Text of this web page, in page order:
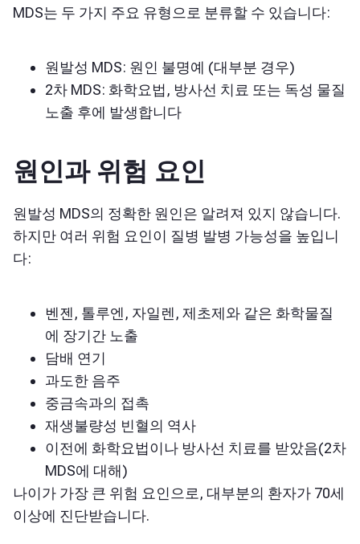
MDS는 두 가지 주요 유형으로 분류할 수 있습니다:
원발성 MDS: 원인 불명예 (대부분 경우)
2차 MDS: 화학요법, 방사선 치료 또는 독성 물질
노출 후에 발생합니다
원인과 위험 요인
원발성 MDS의 정확한 원인은 알려져 있지 않습니다.
하지만 여러 위험 요인이 질병 발병 가능성을 높입니
다:
벤젠, 톨루엔, 자일렌, 제초제와 같은 화학물질
에 장기간 노출
담배 연기
과도한 음주
중금속과의 접촉
재생불량성 빈혈의 역사
이전에 화학요법이나 방사선 치료를 받았음(2차
MDS에 대해)
나이가 가장 큰 위험 요인으로, 대부분의 환자가 70세
이상에 진단받습니다.